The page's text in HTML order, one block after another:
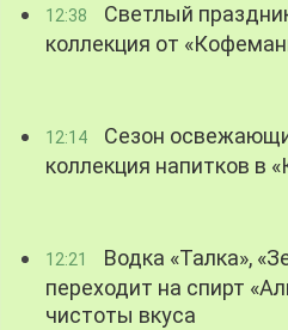
12:38
Светлый
коллекция от
12:14
Сезон
коллекция напитков в
12:21
Водка «Талка»,
переходит на спирт
чистоты вкуса